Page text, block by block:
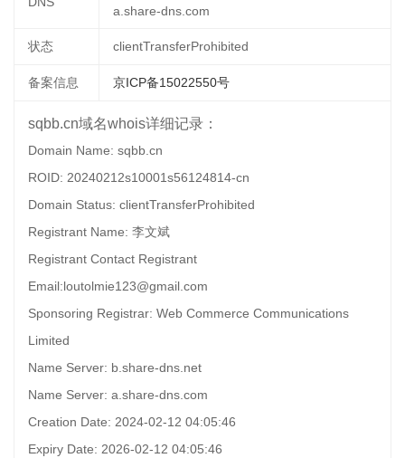
a.share-dns.com
状态 clientTransferProhibited
备案信息 京ICP备15022550号
sqbb.cn域名whois详细记录：
Domain Name: sqbb.cn
ROID: 20240212s10001s56124814-cn
Domain Status: clientTransferProhibited
Registrant Name: 李文斌
Registrant Contact Registrant
Email:loutolmie123@gmail.com
Sponsoring Registrar: Web Commerce Communications
Limited
Name Server: b.share-dns.net
Name Server: a.share-dns.com
Creation Date: 2024-02-12 04:05:46
Expiry Date: 2026-02-12 04:05:46